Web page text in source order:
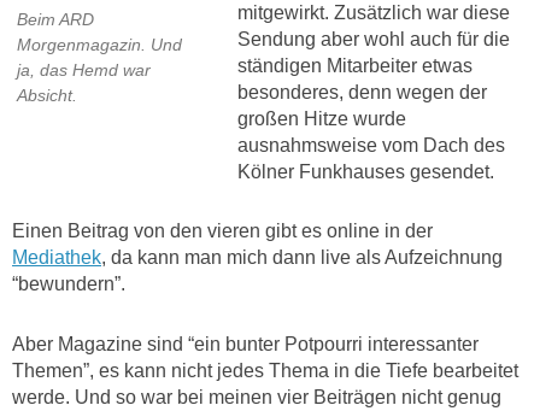
Beim ARD
Morgenmagazin. Und
ja, das Hemd war
Absicht.
mitgewirkt. Zusätzlich war diese
Sendung aber wohl auch für die
ständigen Mitarbeiter etwas
besonderes, denn wegen der
großen Hitze wurde
ausnahmsweise vom Dach des
Kölner Funkhauses gesendet.
Einen Beitrag von den vieren gibt es online in der
Mediathek, da kann man mich dann live als Aufzeichnung
“bewundern”.
Aber Magazine sind “ein bunter Potpourri interessanter
Themen”, es kann nicht jedes Thema in die Tiefe bearbeitet
werde. Und so war bei meinen vier Beiträgen nicht genug